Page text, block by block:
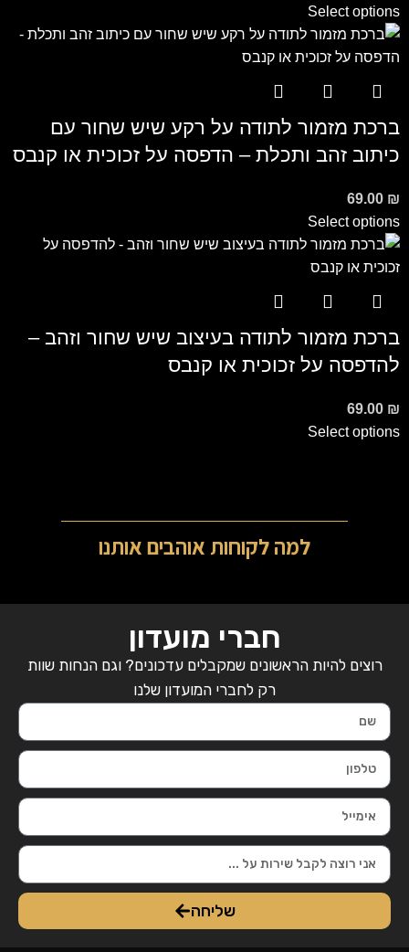
Select options
ברכת מזמור לתודה על רקע שיש שחור עם
כיתוב זהב ותכלת – הדפסה על זכוכית או קנבס
69.00 ₪
Select options
ברכת מזמור לתודה בעיצוב שיש שחור וזהב –
להדפסה על זכוכית או קנבס
69.00 ₪
Select options
למה לקוחות אוהבים אותנו
חברי מועדון
רוצים להיות הראשונים שמקבלים עדכונים? וגם הנחות שוות
רק לחברי המועדון שלנו
שליחה